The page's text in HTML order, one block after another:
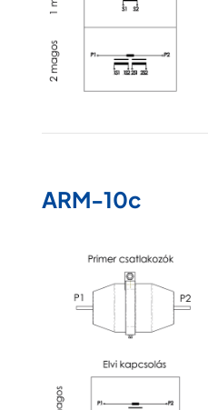
ARM-10c